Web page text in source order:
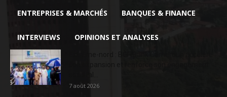
ENTREPRISES & MARCHÉS BANQUES & FINANCE
INTERVIEWS OPINIONS ET ANALYSES
7 août 2026